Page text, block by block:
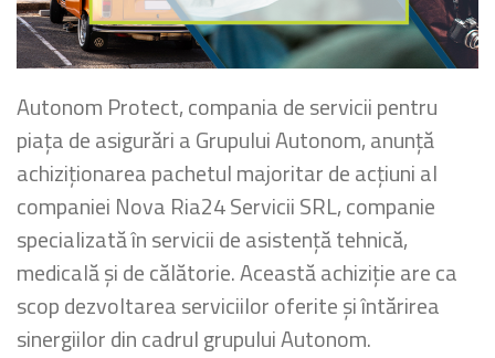
Autonom Protect, compania de servicii pentru
piața de asigurări a Grupului Autonom, anunță
achiziționarea pachetul majoritar de acțiuni al
companiei Nova Ria24 Servicii SRL, companie
specializată în servicii de asistență tehnică,
medicală și de călătorie. Această achiziție are ca
scop dezvoltarea serviciilor oferite și întărirea
sinergiilor din cadrul grupului Autonom.